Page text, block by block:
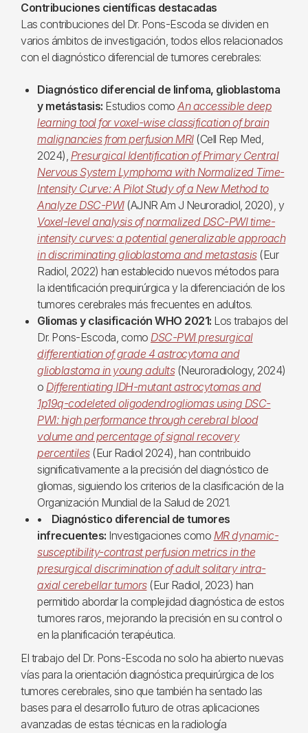
Contribuciones científicas destacadas
Las contribuciones del Dr. Pons-Escoda se dividen en
varios ámbitos de investigación, todos ellos relacionados
con el diagnóstico diferencial de tumores cerebrales:
Diagnóstico diferencial de linfoma, glioblastoma
y metástasis: Estudios como An accessible deep
learning tool for voxel-wise classification of brain
malignancies from perfusion MRI(Cell Rep Med,
2024), Presurgical Identification of Primary Central
Nervous System Lymphoma with Normalized Time-
Intensity Curve: A Pilot Study of a New Method to
Analyze DSC-PWI(AJNR Am J Neuroradiol, 2020), y
Voxel-level analysis of normalized DSC-PWI time-
intensity curves: a potential generalizable approach
in discriminating glioblastoma and metastasis(Eur
Radiol, 2022) han establecido nuevos métodos para
la identificación prequirúrgica y la diferenciación de los
tumores cerebrales más frecuentes en adultos.
Gliomas y clasificación WHO 2021: Los trabajos del
Dr. Pons-Escoda, como DSC-PWI presurgical
differentiation of grade 4 astrocytoma and
glioblastoma in young adults(Neuroradiology, 2024)
o Differentiating IDH-mutant astrocytomas and
1p19q-codeleted oligodendrogliomas using DSC-
PWI: high performance through cerebral blood
volume and percentage of signal recovery
percentiles(Eur Radiol 2024), han contribuido
significativamente a la precisión del diagnóstico de
gliomas, siguiendo los criterios de la clasificación de la
Organización Mundial de la Salud de 2021.
• Diagnóstico diferencial de tumores
infrecuentes: Investigaciones como MR dynamic-
susceptibility-contrast perfusion metrics in the
presurgical discrimination of adult solitary intra-
axial cerebellar tumors(Eur Radiol, 2023) han
permitido abordar la complejidad diagnóstica de estos
tumores raros, mejorando la precisión en su control o
en la planificación terapéutica.
El trabajo del Dr. Pons-Escoda no solo ha abierto nuevas
vías para la orientación diagnóstica prequirúrgica de los
tumores cerebrales, sino que también ha sentado las
bases para el desarrollo futuro de otras aplicaciones
avanzadas de estas técnicas en la radiología